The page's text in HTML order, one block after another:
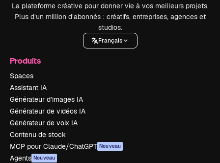
La plateforme créative pour donner vie à vos meilleurs projets.
Plus d’un million d’abonnés : créatifs, entreprises, agences et
studios.
Français
Produits
Spaces
Assistant IA
Générateur d’images IA
Générateur de vidéos IA
Générateur de voix IA
Contenu de stock
MCP pour Claude/ChatGPT Nouveau
Agents Nouveau